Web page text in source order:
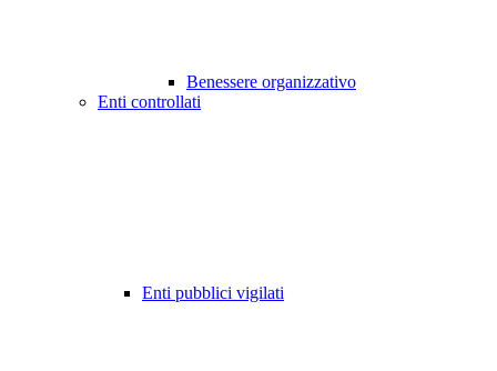
Benessere organizzativo
Enti controllati
Enti pubblici vigilati